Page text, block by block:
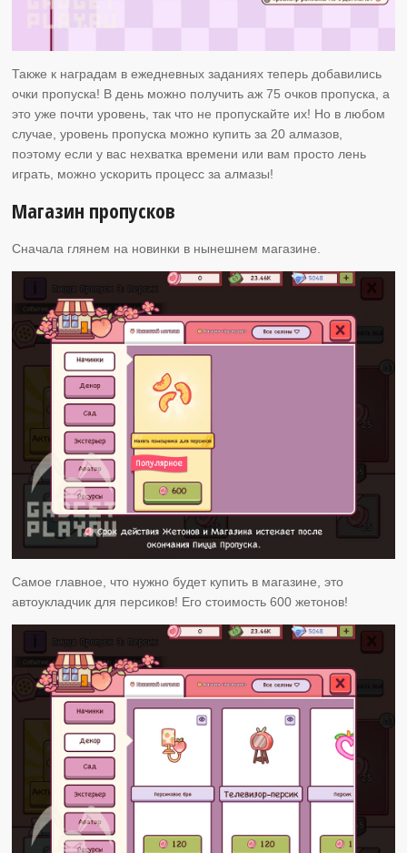
Также к наградам в ежедневных заданиях теперь добавились
очки пропуска! В день можно получить аж 75 очков пропуска, а
это уже почти уровень, так что не пропускайте их! Но в любом
случае, уровень пропуска можно купить за 20 алмазов,
поэтому если у вас нехватка времени или вам просто лень
играть, можно ускорить процесс за алмазы!
Магазин пропусков
Сначала глянем на новинки в нынешнем магазине.
Самое главное, что нужно будет купить в магазине, это
автоукладчик для персиков! Его стоимость 600 жетонов!